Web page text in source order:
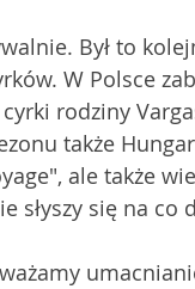
Był to
W Polsce
rodziny
także
ale także
słyszy się na co